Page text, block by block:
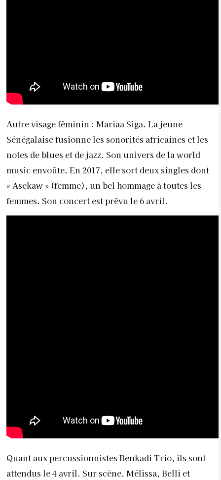
Autre visage féminin : Mariaa Siga. La jeune
Sénégalaise fusionne les sonorités africaines et les
notes de blues et de jazz. Son univers de la world
music envoûte. En 2017, elle sort deux singles dont
« Asekaw » (femme), un bel hommage à toutes les
femmes. Son concert est prévu le 6 avril.
Quant aux percussionnistes Benkadi Trio, ils sont
attendus le 4 avril. Sur scène, Mélissa, Belli et